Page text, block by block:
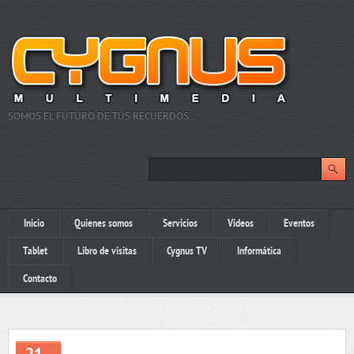
SOMOS EL FUTURO DE TUS RECUERDOS…
Inicio Quienes somos Servicios Videos Eventos
Tablet Libro de visitas Cygnus TV Informática
Contacto